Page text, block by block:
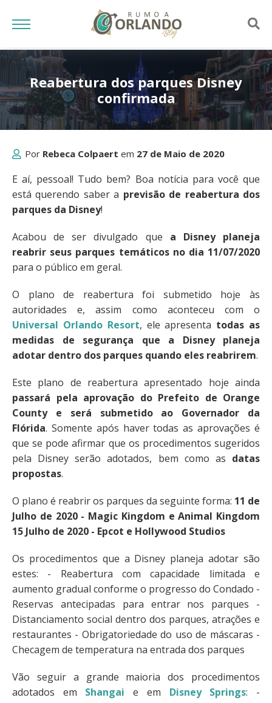
Reabertura dos parques Disney
confirmada
Por Rebeca Colpaert em 27 de Maio de 2020
E aí, pessoal! Tudo bem? Boa notícia para você que
está querendo saber a previsão de reabertura dos
parques da Disney!
Acabou de ser divulgado que a Disney planeja
reabrir seus parques temáticos no dia 11/07/2020
para o público em geral.
O plano de reabertura foi submetido hoje às
autoridades e, assim como aconteceu com o
Universal Orlando Resort, ele apresenta todas as
medidas de segurança que a Disney planeja
adotar dentro dos parques quando eles reabrirem.
Este plano de reabertura apresentado hoje ainda
passará pela aprovação do Prefeito de Orange
County e será submetido ao Governador da
Flórida. Somente após haver todas as aprovações é
que se pode afirmar que os procedimentos sugeridos
pela Disney serão adotados, bem como as datas
propostas.
O plano é reabrir os parques da seguinte forma: 11 de
Julho de 2020 - Magic Kingdom e Animal Kingdom
15 Julho de 2020 - Epcot e Hollywood Studios
Os procedimentos que a Disney planeja adotar são
estes: - Reabertura com capacidade limitada e
aumento gradual conforme o progresso do Condado -
Reservas antecipadas para entrar nos parques -
Distanciamento social dentro dos parques, atrações e
restaurantes - Obrigatoriedade do uso de máscaras -
Checagem de temperatura na entrada dos parques
Vão seguir a grande maioria dos procedimentos
adotados em Shangai e em Disney Springs: -